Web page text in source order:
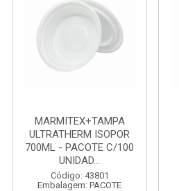
MARMITEX+TAMPA
ULTRATHERM ISOPOR
700ML - PACOTE C/100
UNIDAD...
Código: 43801
Embalagem: PACOTE